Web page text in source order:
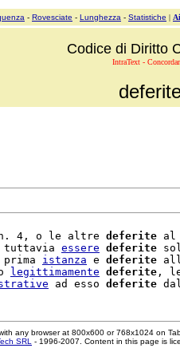
- Rovesciate - Lunghezza - Statistiche |
Codice di Diritto
IntraText -
4, o le altre deferite al
essere deferite
istanza e deferite
legittimamente deferite ,
ad esso deferite
any browser at 800x600 or 768x1024 on
SRL - 1996-2007. Content in this page is